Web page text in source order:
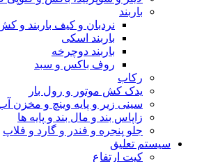
باربند
نردبان و کیف باربند و
باربند اسکی
باربند دوچرخه
روف باکس و سبد
رکاب
یدک کش موتور و رول بار
سینی زیر و پایه وینچ و مخزن
زاپاس بند و مال بند و پایه ها
جلو پنجره و فندر و گارد و فلاپ
سیستم تعلیق
کیت ارتفاع